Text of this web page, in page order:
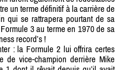
un terme définitif à la carrière de
qui se rattrapera pourtant de sa
3 au terme en 1970 de sa
record’s !
: la Formule 2 lui offrira certes
de vice-champion derrière Mike